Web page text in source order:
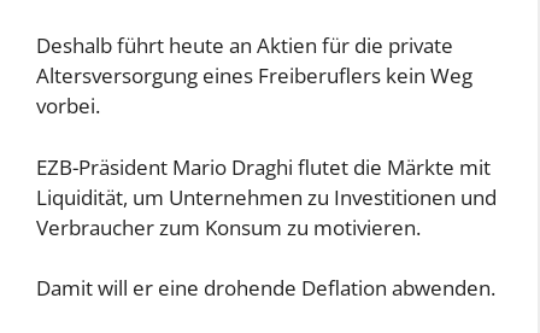
Deshalb führt heute an Aktien für die private
Altersversorgung eines Freiberuflers kein Weg
vorbei.
EZB-Präsident Mario Draghi flutet die Märkte mit
Liquidität, um Unternehmen zu Investitionen und
Verbraucher zum Konsum zu motivieren.
Damit will er eine drohende Deflation abwenden.